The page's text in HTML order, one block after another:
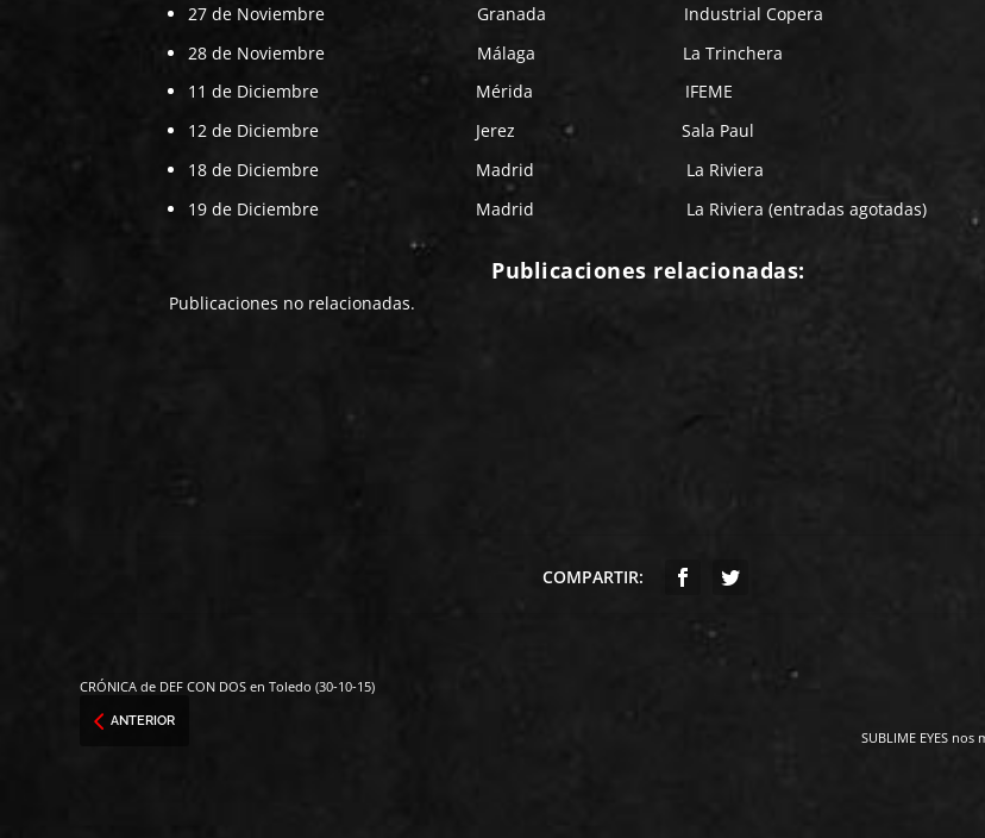
27 de Noviembre Granada Industrial Copera
28 de Noviembre Málaga La Trinchera
11 de Diciembre Mérida IFEME
12 de Diciembre Jerez Sala Paul
18 de Diciembre Madrid La Riviera
19 de Diciembre Madrid La Riviera (entradas agotadas)
Publicaciones relacionadas:
Publicaciones no relacionadas.
COMPARTIR:
CRÓNICA de DEF CON DOS en Toledo (30-10-15)
ANTERIOR
SUBLIME EYES